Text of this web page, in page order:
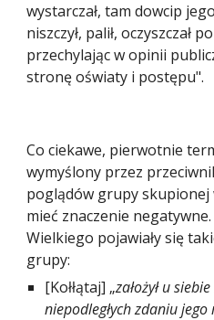
wystarczał, tam dowcip
niszczył, palił, oczyszczał
przechylając w opinii
stronę oświaty i postępu".
Co ciekawe, pierwotnie
wymyślony przez
poglądów grupy skupionej
mieć znaczenie
Wielkiego pojawiały się
grupy:
[Kołłątaj] „założył u
niepodległych zdaniu